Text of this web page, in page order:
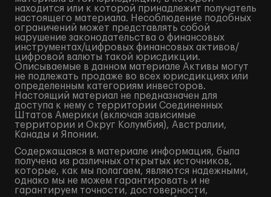
находится или к которой принадлежит получатель
настоящего материала. Несоблюдение подобных
ограничений может представлять собой
нарушение законодательства о финансовых
инструментах/цифровых финансовых активов/
цифровой валюты такой юрисдикции.
Описываемые в данном материале Активы могут
не подлежать продаже во всех юрисдикциях или
определенным категориям инвесторов.
Настоящий материал не предназначен для
доступа к нему с территории Соединенных
Штатов Америки (включая зависимые
территории и Округ Колумбия), Австралии,
Канады и Японии.
Содержащаяся в материале информация, была
получена из различных открытых источников,
которые, как мы полагаем, являются надежными,
однако мы не можем гарантировать и не
гарантируем точности, достоверности,